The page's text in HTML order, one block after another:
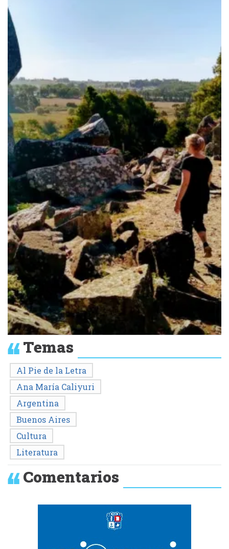
Temas
Al Pie de la Letra
Ana María Caliyuri
Argentina
Buenos Aires
Cultura
Literatura
Comentarios